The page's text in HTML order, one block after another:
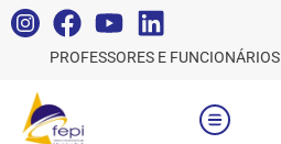
PROFESSORES E FUNCIONÁRIOS